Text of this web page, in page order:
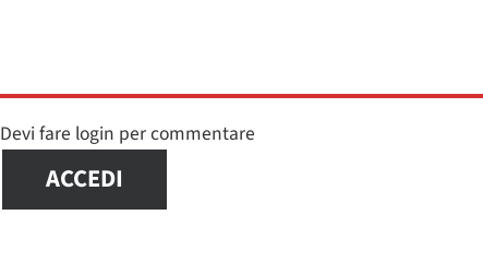
Devi fare login per commentare
ACCEDI